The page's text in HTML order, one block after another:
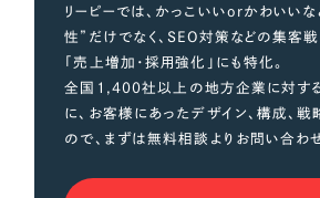
リーピーでは、かっこいいorかわいいな
性”だけでなく、SEO対策などの集客
「売上増加・採用強化」にも特化。
全国1,400社以上の地方企業に対す
に、お客様にあったデザイン、構成、
ので、まずは無料相談よりお問い合わせ